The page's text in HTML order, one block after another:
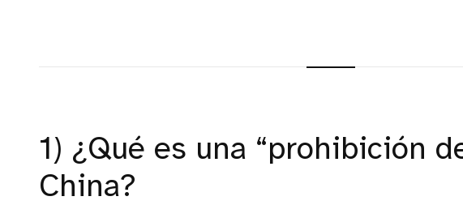
1) ¿Qué es una “prohibición
China?